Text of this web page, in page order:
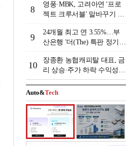
[전병서의 中 첨단기업 리포
트⑬]
8
영풍·MBK, 고려아연 '프로
젝트 크루서블' 말바꾸기 논
9
24개월 최고 연 3.55%…부
산은행 '더(The) 특판 정기예
월 2주]
10
장종환 농협캐피탈 대표, 금
리 상승·주가 하락 수익성
일시 하락…렌터카 중심 자
동차금융 성장세 [2026 금융
사 상반기 실적]
Auto&Tech